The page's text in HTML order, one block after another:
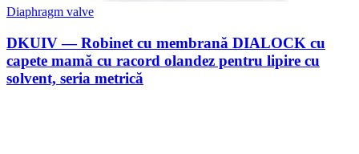
Diaphragm valve
DKUIV — Robinet cu membrană DIALOCK cu
capete mamă cu racord olandez pentru lipire cu
solvent, seria metrică